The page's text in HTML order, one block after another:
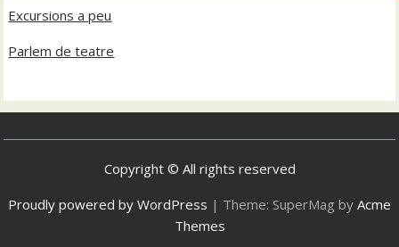
Excursions a peu
Parlem de teatre
Copyright © All rights reserved
Proudly powered by WordPress | Theme: SuperMag by Acme
Themes